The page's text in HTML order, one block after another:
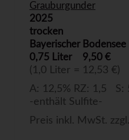
Grauburgunder
2025
trocken
Bayerischer Bodensee
0,75 Liter
9,50 €
(1,0 Liter = 12,53 €)
A: 12,5% RZ: 1,5 S:
-enthält Sulfite-
Preis inkl. MwSt. zzgl.